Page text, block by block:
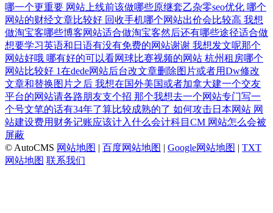
哪一个更重要 网站上线前该做哪些原继套乙杂零seo优化 哪个
网站的财经文章比较好 回收手机哪个网站出价会比较高 我想
做淘宝客哪些博客网站适合做淘宝客然后还有哪些途径适合做
想要学习英语和日语有没有免费的网站谢谢 我想发文呢那个
网站好哦 哪有好的可以看网球比赛视频的网站 杭州租房哪个
网站比较好 1在dede网站后台改文章删除图片或者用Dw修改
文章和替换图片之后 我想在国外美国或者加拿大建一个交友
平台的网站请各路朋友支个招 那个我想去一个网站专门写一
个号文笔的话有34年了算比较成熟的了 如何攻击日本网站 网
站建设费用财务记账应该计入什么会计科目CM 网站怎么会被
屏蔽
© AutoCMS 网站地图 | 百度网站地图 | Google网站地图 | TXT
网站地图 联系我们